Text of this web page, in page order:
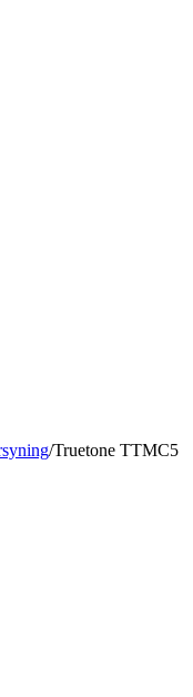
/Truetone TTMC5